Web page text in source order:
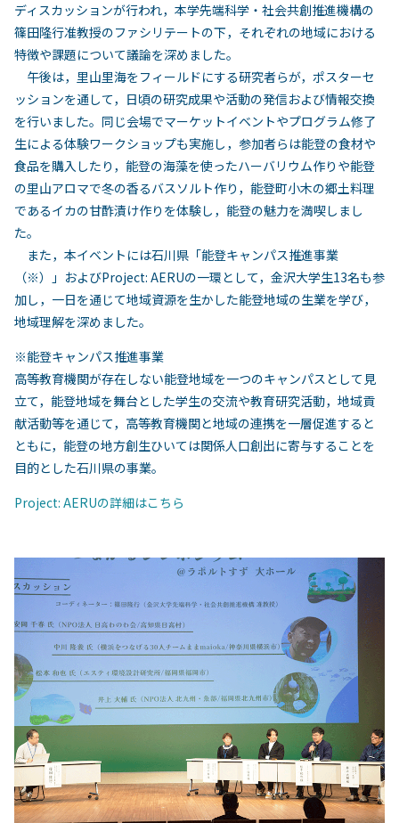
ディスカッションが行われ，本学先端科学・社会共創推進機構の
篠田隆行准教授のファシリテートの下，それぞれの地域における
特徴や課題について議論を深めました。
午後は，里山里海をフィールドにする研究者らが，ポスターセ
ッションを通して，日頃の研究成果や活動の発信および情報交換
を行いました。同じ会場でマーケットイベントやプログラム修了
生による体験ワークショップも実施し，参加者らは能登の食材や
食品を購入したり，能登の海藻を使ったハーバリウム作りや能登
の里山アロマで冬の香るバスソルト作り，能登町小木の郷土料理
であるイカの甘酢漬け作りを体験し，能登の魅力を満喫しまし
た。
また，本イベントには石川県「能登キャンパス推進事業
（※）」およびProject: AERUの一環として，金沢大学生13名も参
加し，一日を通じて地域資源を生かした能登地域の生業を学び，
地域理解を深めました。
※能登キャンパス推進事業
高等教育機関が存在しない能登地域を一つのキャンパスとして見
立て，能登地域を舞台とした学生の交流や教育研究活動，地域貢
献活動等を通じて，高等教育機関と地域の連携を一層促進すると
ともに，能登の地方創生ひいては関係人口創出に寄与することを
目的とした石川県の事業。
Project: AERUの詳細はこちら